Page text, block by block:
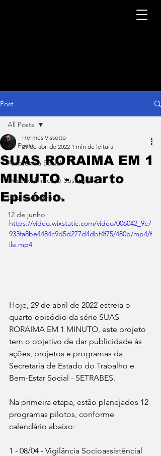
Post
All Posts
Assistência Social
Desenvolvimento Sustentável
Direitos Humanos
12 de junho
All Posts
SUAS RORAIMA EM 1
MINUTO - Quarto
Episódio.
Hermes Vissotto
29 de abr. de 2022 1 min de leitura
https://video.wixstatic.com/video/006042_9c7
933fa8be4484c9d5d277d4dbf4f75/480p/mp4/f
ile.mp4
Hoje, 29 de abril de 2022 estreia o
quarto episódio da série SUAS
RORAIMA EM 1 MINUTO, este projeto
tem o objetivo de dar publicidade às
ações, projetos e programas da
Secretaria de Estado do Trabalho e
Bem-Estar Social - SETRABES.
Na primeira etapa, estão planejados 12
programas pilotos, conforme
calendário abaixo:
1 - 08/04 - Vigilância Socioassistêncial